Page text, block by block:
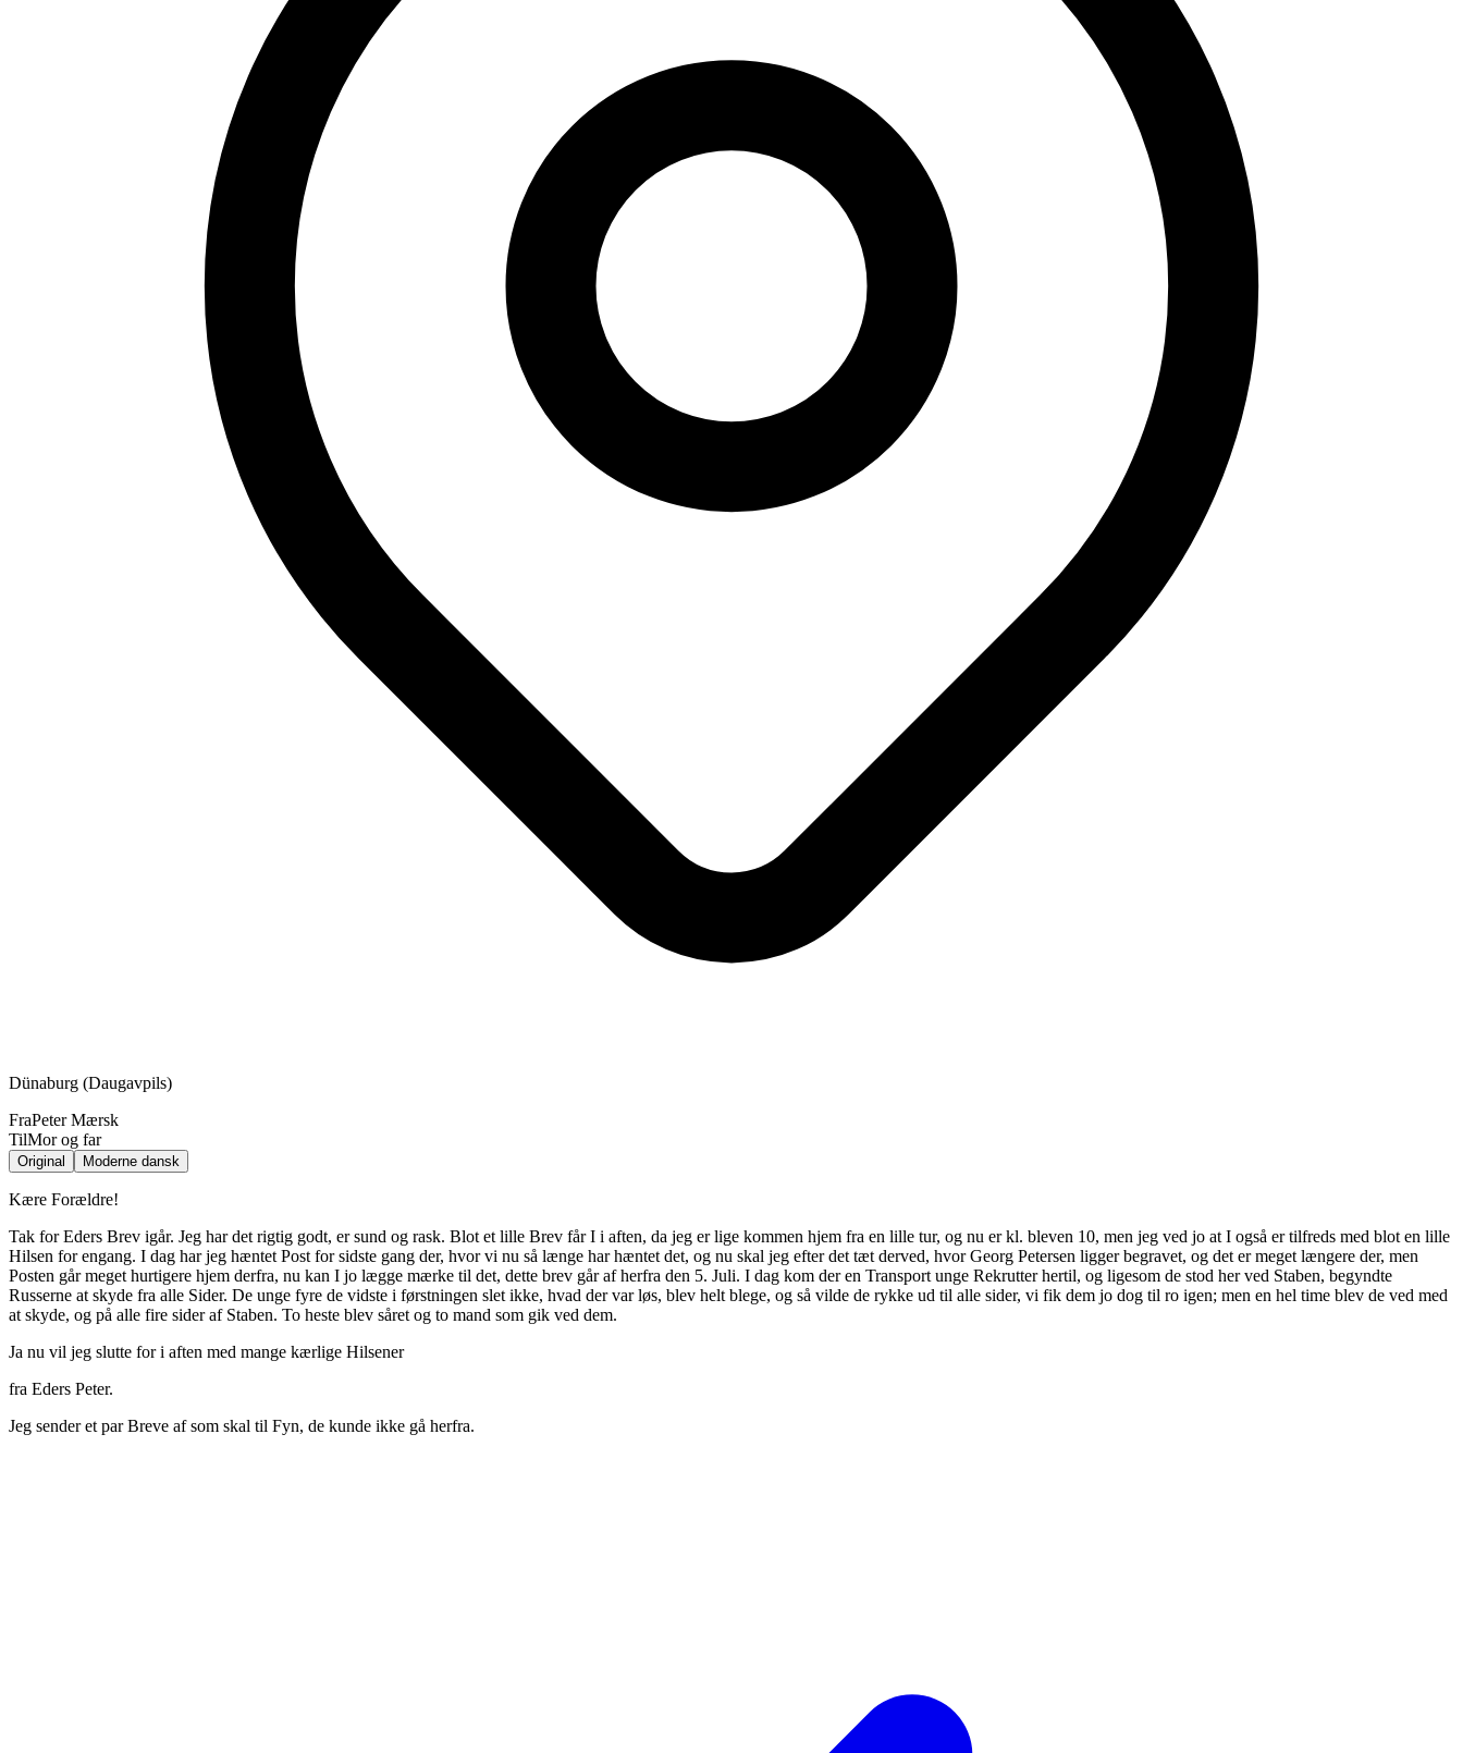
Dünaburg (Daugavpils)
FraPeter Mærsk
TilMor og far
Original Moderne dansk
Kære Forældre!
Tak for Eders Brev igår. Jeg har det rigtig godt, er sund og rask. Blot et lille Brev får I i aften, da jeg er lige kommen hjem fra en lille tur, og nu er kl. bleven 10, men jeg ved jo at I også er tilfreds med blot en lille
Hilsen for engang. I dag har jeg hæntet Post for sidste gang der, hvor vi nu så længe har hæntet det, og nu skal jeg efter det tæt derved, hvor Georg Petersen ligger begravet, og det er meget længere der, men
Posten går meget hurtigere hjem derfra, nu kan I jo lægge mærke til det, dette brev går af herfra den 5. Juli. I dag kom der en Transport unge Rekrutter hertil, og ligesom de stod her ved Staben, begyndte
Russerne at skyde fra alle Sider. De unge fyre de vidste i førstningen slet ikke, hvad der var løs, blev helt blege, og så vilde de rykke ud til alle sider, vi fik dem jo dog til ro igen; men en hel time blev de ved med
at skyde, og på alle fire sider af Staben. To heste blev såret og to mand som gik ved dem.
Ja nu vil jeg slutte for i aften med mange kærlige Hilsener
fra Eders Peter.
Jeg sender et par Breve af som skal til Fyn, de kunde ikke gå herfra.